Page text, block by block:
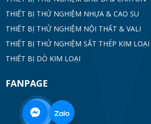
THIẾT BỊ THỬ NGHIỆM NHỰA & CAO SU
THIẾT BỊ THỬ NGHIỆM NỘI THẤT & VALI
THIẾT BỊ THỬ NGHIỆM SẮT THÉP KIM LOẠI
THIẾT BỊ DÒ KIM LOẠI
FANPAGE
0968